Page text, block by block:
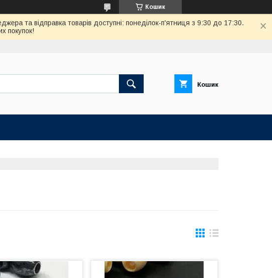
Кошик
та відправка товарів доступні: понеділок-п'ятниця з 9:30 до 17:30.
покупок!
Кошик